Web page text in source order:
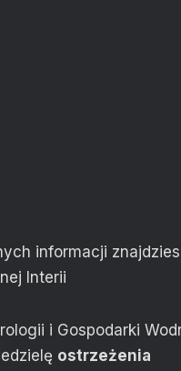
informacji
Interii
i Gospodarki
ostrzeżenia